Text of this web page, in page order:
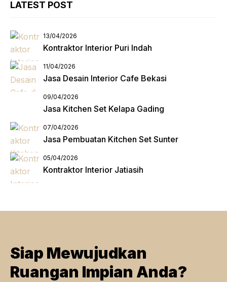
LATEST POST
13/04/2026
Kontraktor Interior Puri Indah
11/04/2026
Jasa Desain Interior Cafe Bekasi
09/04/2026
Jasa Kitchen Set Kelapa Gading
07/04/2026
Jasa Pembuatan Kitchen Set Sunter
05/04/2026
Kontraktor Interior Jatiasih
Siap Mewujudkan
Ruangan Impian Anda?